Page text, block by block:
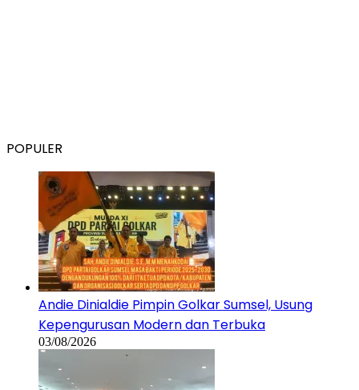
POPULER
Andie Dinialdie Pimpin Golkar Sumsel, Usung
Kepengurusan Modern dan Terbuka
03/08/2026